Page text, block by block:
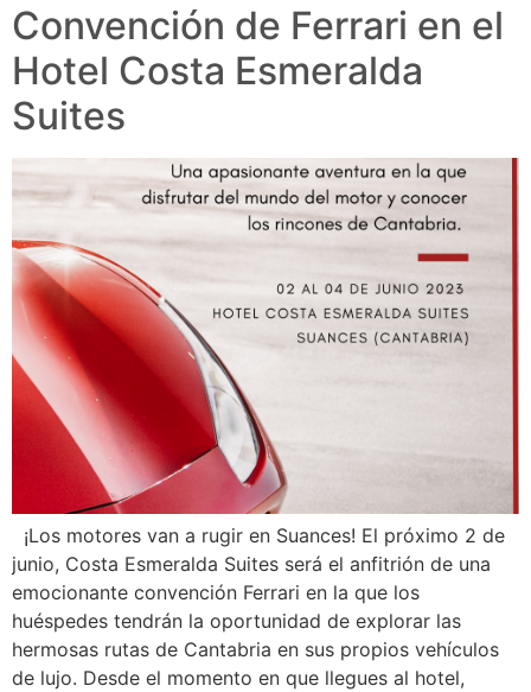
Convención de Ferrari en el
Hotel Costa Esmeralda
Suites
¡Los motores van a rugir en Suances! El próximo 2 de
junio, Costa Esmeralda Suites será el anfitrión de una
emocionante convención Ferrari en la que los
huéspedes tendrán la oportunidad de explorar las
hermosas rutas de Cantabria en sus propios vehículos
de lujo. Desde el momento en que llegues al hotel,